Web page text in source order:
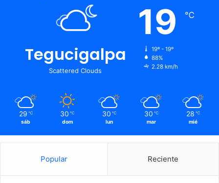
Tegucigalpa
Scattered Clouds
19 ℃
19º - 19º
88%
2.28 km/h
29 ℃
sáb
30 ℃
dom
30 ℃
lun
30 ℃
mar
28 ℃
mié
Popular Reciente